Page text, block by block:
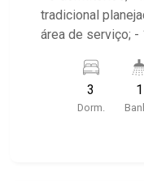
tradicional
área de serviço; -
Oliveira Leite e
3
Dorm.
1